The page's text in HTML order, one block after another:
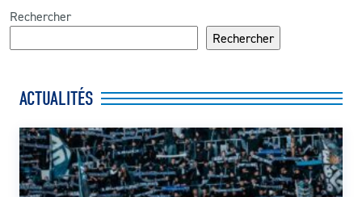
Rechercher
Rechercher
ACTUALITÉS